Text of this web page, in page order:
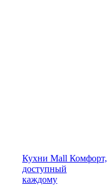
Кухни Mall Комфорт,
доступный
каждому